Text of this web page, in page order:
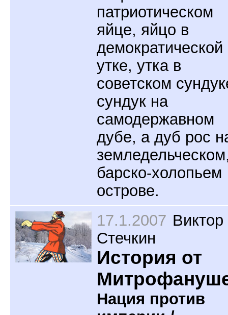
патриотическом
яйце, яйцо в
демократической
утке, утка в
советском
сундук на
самодержавном
дубе, а дуб рос
барско-холопьем
острове.
17.1.2007 Виктор
Стечкин
История от
Нация против